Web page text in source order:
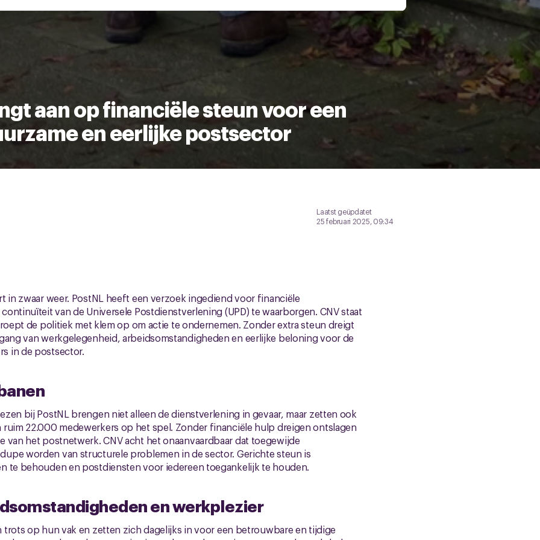
cookieverklaring
of door te klikken op het ronde
aan op financiële steun voor een
en eerlijke postsector
Laatst geüpdatet
25 februari 2025, 09:34
in zwaar weer. PostNL heeft een verzoek ingediend voor financiële
van de Universele Postdienstverlening (UPD) te waarborgen. CNV staat
de politiek met klem op om actie te ondernemen. Zonder extra steun dreigt
van werkgelegenheid, arbeidsomstandigheden en eerlijke beloning voor de
in de postsector.
bij PostNL brengen niet alleen de dienstverlening in gevaar, maar zetten ook
22.000 medewerkers op het spel. Zonder financiële hulp dreigen ontslagen
van het postnetwerk. CNV acht het onaanvaardbaar dat toegewijde
worden van structurele problemen in de sector. Gerichte steun is
te behouden en postdiensten voor iedereen toegankelijk te houden.
en werkplezier
trots op hun vak en zetten zich dagelijks in voor een betrouwbare en tijdige